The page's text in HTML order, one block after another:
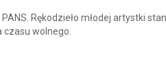
Rękodzieło młodej artystki
wolnego.